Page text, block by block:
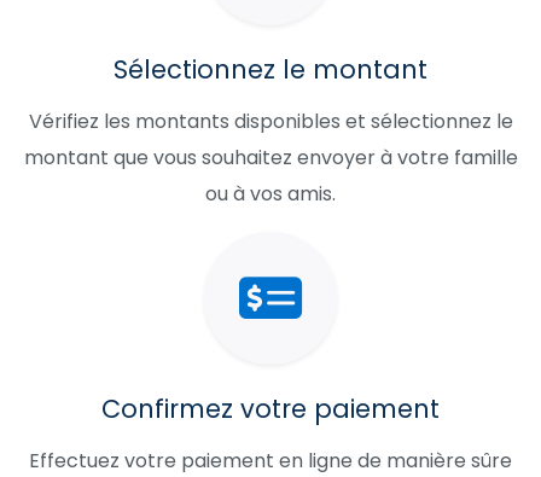
Sélectionnez le montant
Vérifiez les montants disponibles et sélectionnez le
montant que vous souhaitez envoyer à votre famille
ou à vos amis.
Confirmez votre paiement
Effectuez votre paiement en ligne de manière sûre